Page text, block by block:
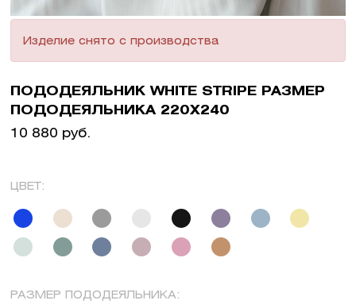
Изделие снято с производства
ПОДОДЕЯЛЬНИК WHITE STRIPE РАЗМЕР
ПОДОДЕЯЛЬНИКА 220X240
10 880 руб.
ЦВЕТ:
РАЗМЕР ПОДОДЕЯЛЬНИКА: